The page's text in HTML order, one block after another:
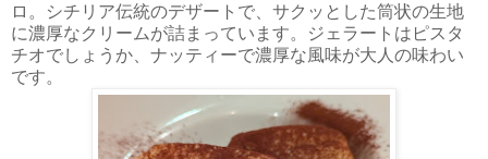
ロ。シチリア伝統のデザートで、サクッとした筒状の生地
に濃厚なクリームが詰まっています。ジェラートはピスタ
チオでしょうか、ナッティーで濃厚な風味が大人の味わい
です。